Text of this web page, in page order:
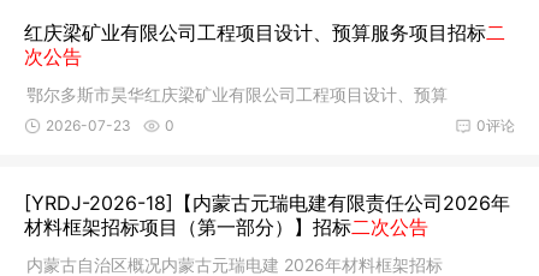
红庆梁矿业有限公司工程项目设计、预算服务项目招标二
次公告
鄂尔多斯市昊华红庆梁矿业有限公司工程项目设计、预算
0评论
2026-07-23 0
[YRDJ-2026-18]【内蒙古元瑞电建有限责任公司2026年
材料框架招标项目（第一部分）】招标二次公告
内蒙古自治区概况内蒙古元瑞电建 2026年材料框架招标